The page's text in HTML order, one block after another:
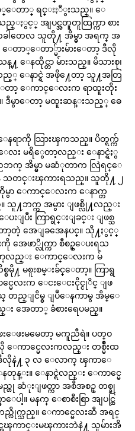
ာ္ေတာ္ ရင္းႏီွးသည္။ ေ
ႏွင့္ အျပင္အတူတူထြက္ကာ စား
ခါတေလ သူတို႔ အိမ္မွာ အရက္ အ
ာ္ေတာ္မ်ားမ်ားေတာ့ ဒီလို
ေနထိုင္တာ မ်ားသည္။ မိသားစု၊
ေနာင္ရဲ အဖို႔ေတာ့ သူ႔အတြ
တာ့ ေကာင္ေလးက ရာထူးတိုး
။ ဒီမွာေတာ့ မထူးဆန္းသည့္ ဓေ
ရာကို သြားၾကသည္။ ပိတ္ရက္က်
း မရိွေတာ့လည္း ေနာင္ရဲႏွ
ဘက္ အိမ္မွာ မဆံုတာက လြဲရင္ေ
န သတင္းၾကားရသည္။ သူတို႔ ၂
ာ ေကာင္ေလးက ေနာက္တ
သူ႔ဘက္က အမွား ျဖစ္လို႔လည္း
ပီး ကြာရွင္းျခင္း ျဖစ္သ
ာ့တဲ့ အေျခအေနပင္။ သို႔ႏွင့္
ကို အေဖာ္လိုက္ကာ စီစဥ္ေပးရသ
ည္း ေကာင္ေလးက မ်
မို႔ မစူးစမ္းခ်င္ေတာ့။ ကြာရွ
ေလးက ေငးေငးငိုင္ငုိင္ ျဖ
တည္ျငိမ္စ ျပဳေနကာမွ အိမ္ေ
း အေတာ္ ခံစားရေပမည္။
ဖးမမေတာ့ မကူညီရဲ။ ပတ္ဝ
လို ေကာင္မေလးကလည္း တစ္မ်ဳိးထ
ဒီလိုနဲ႔ ၃ လ ေလာက္ ၾကာေ
န္း။ ေနာင္ရဲလည္း ေကာင္မေ
ည္ဟု ဆံုးျဖတ္ကာ အစီအစဥ္ တစ္ခု
ါ့။ မနက္ ေစာစီးစြာ အျပင္ထြ
လိုက္သည္။ ေကာင္မေလးဆီ အရင္
ၾကာင္းမၾကားဘဲနဲ႔ သူမ်ားအိ